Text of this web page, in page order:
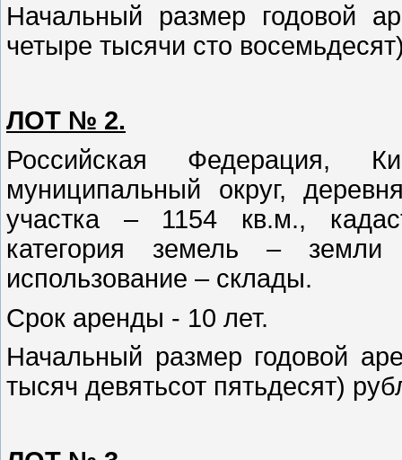
Начальный размер годовой
четыре тысячи сто
ЛОТ № 2.
Российская Федерация,
муниципальный округ,
участка – 1154 кв.м.,
категория земель – земли
использование – склады.
Срок аренды - 10 лет.
Начальный размер годовой
тысяч девятьсот пятьдесят)